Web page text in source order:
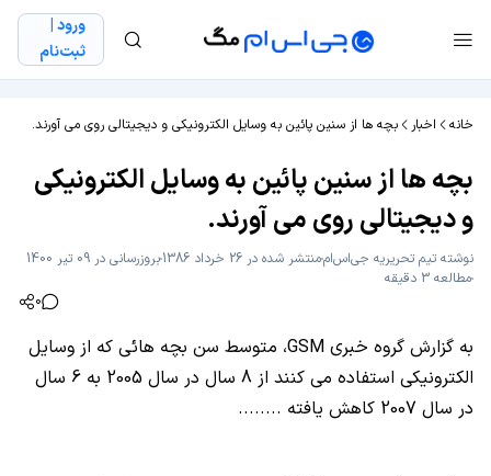
ورود |
ثبت‌نام
خانه اخبار بچه ها از سنین پائین به وسایل الکترونیکی و دیجیتالی روی می آورند.
بچه ها از سنین پائین به وسایل الکترونیکی
و دیجیتالی روی می آورند.
نوشته تیم تحریریه جی‌اس‌اممنتشر شده در 26 خرداد 1386
بروزرسانی در 09 تیر 1400
مطالعه 3 دقیقه
0
به گزارش گروه خبری GSM، متوسط سن بچه هائی که از وسایل
الکترونیکی استفاده می کنند از 8 سال در سال 2005 به 6 سال
در سال 2007 کاهش یافته ........